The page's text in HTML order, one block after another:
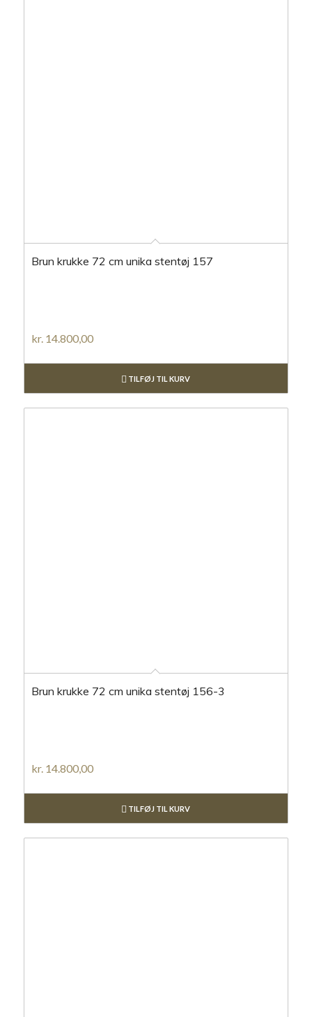
Brun krukke 72 cm unika stentøj 157
kr. 14.800,00
TILFØJ TIL KURV
Brun krukke 72 cm unika stentøj 156-3
kr. 14.800,00
TILFØJ TIL KURV